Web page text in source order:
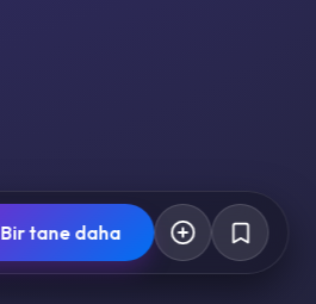
Bir tane daha